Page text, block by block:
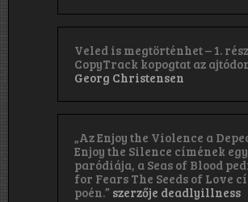
Veled is megtörténhet – 1.
CopyTrack kopogtat az
Georg Christensen
„Az Enjoy the Violence a
Enjoy the Silence címének
paródiája, a Seas of Blood
for Fears The Seeds of Love
poén.” szerzője deadlyillness